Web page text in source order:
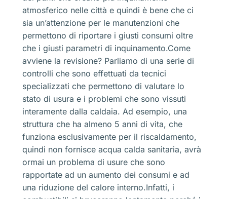
atmosferico nelle città e quindi è bene che ci
sia un’attenzione per le manutenzioni che
permettono di riportare i giusti consumi oltre
che i giusti parametri di inquinamento.Come
avviene la revisione? Parliamo di una serie di
controlli che sono effettuati da tecnici
specializzati che permettono di valutare lo
stato di usura e i problemi che sono vissuti
interamente dalla caldaia. Ad esempio, una
struttura che ha almeno 5 anni di vita, che
funziona esclusivamente per il riscaldamento,
quindi non fornisce acqua calda sanitaria, avrà
ormai un problema di usure che sono
rapportate ad un aumento dei consumi e ad
una riduzione del calore interno.Infatti, i